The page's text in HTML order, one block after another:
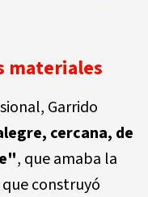
materiales
Garrido
cercana, de
, que amaba la
construyó